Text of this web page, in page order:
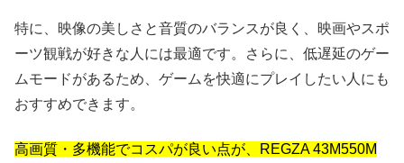
特に、映像の美しさと音質のバランスが良く、映画やスポ
ーツ観戦が好きな人には最適です。さらに、低遅延のゲー
ムモードがあるため、ゲームを快適にプレイしたい人にも
おすすめできます。
高画質・多機能でコスパが良い点が、REGZA 43M550M